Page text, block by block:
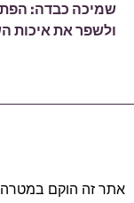
שמיכה כבדה:
ולשפר את איכות
אתר זה הוקם במטרה